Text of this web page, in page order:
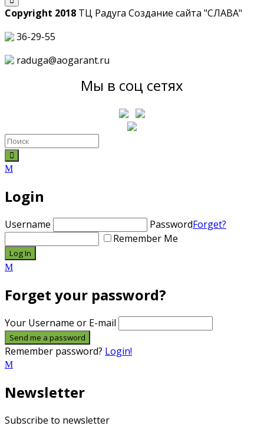
Copyright 2018 ТЦ Радуга Создание сайта "СЛАВА"
36-29-55
raduga@aogarant.ru
Мы в соц сетях
Login
Username PasswordForget?
Remember Me
Forget your password?
Your Username or E-mail
Remember password? Login!
Newsletter
Subscribe to newsletter